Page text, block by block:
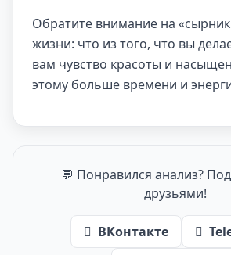
Обратите внимание на
жизни: что из того, что вы
вам чувство красоты и
этому больше времени и
💬 Понравился анализ?
друзьями!
ВКонтакте